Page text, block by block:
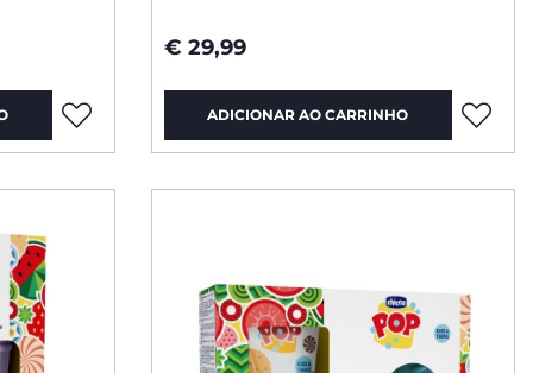
€ 29,99
ADICIONAR AO CARRINHO